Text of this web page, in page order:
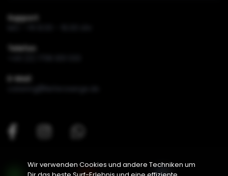
Wir verwenden Cookies und andere Techniken um
Support
Telefon
E-Mail